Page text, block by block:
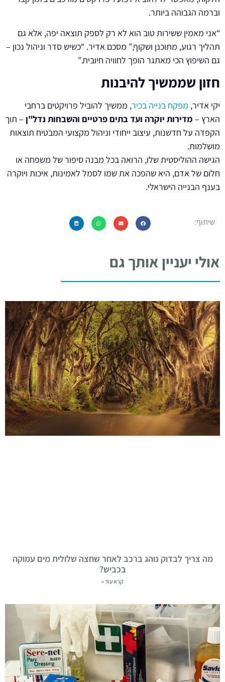
וברמה הגבוהה ביותר.
“אני מאמין ששירות טוב הוא לא רק לספק תוצאה יפה, אלא גם
תהליך רגוע, מתוכנן ושקוף,” מסכם אדיר. “כשיש סדר וניהול נכון –
גם השיפוץ הכי מאתגר הופך לחוויה חיובית.”
חזון שממשיך להיבנות
יקי אדיר, מפקח בנייה בכיר, ממשיך להוביל פרויקטים ברחבי
הארץ – מדירות יוקרה ועד בתים פרטיים והשבחות נדל"ן – תוך
הקפדה על חדשנות, עיצוב ייחודי וניהול מקצועי המבטיח תוצאות
מושלמות.
הגישה ההוליסטית שלו, הרואה בכל מבנה סיפור של משפחה או
חלום של אדם, היא שהפכה את שמו לסמל לאמינות, איכות ויוקרה
בענף הבנייה הישראלי.
שיתוף:
אולי יעניין אותך גם
מה צריך לבדוק נוהג ברכב לאחר שחצה שלולית מים עמוקה
בכביש?
קרא עוד »